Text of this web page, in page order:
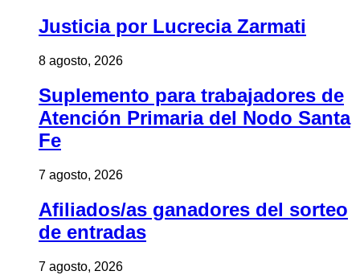
Justicia por Lucrecia Zarmati
8 agosto, 2026
Suplemento para trabajadores de
Atención Primaria del Nodo Santa
Fe
7 agosto, 2026
Afiliados/as ganadores del sorteo
de entradas
7 agosto, 2026